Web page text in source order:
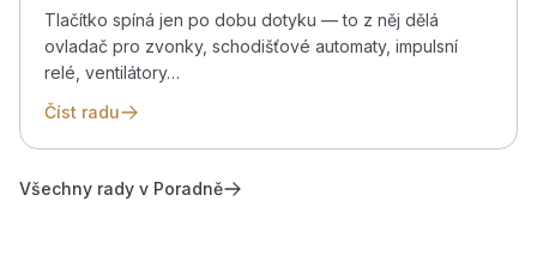
Tlačítko spíná jen po dobu dotyku — to z něj dělá
ovladač pro zvonky, schodišťové automaty, impulsní
relé, ventilátory…
Číst radu
Všechny rady v Poradně